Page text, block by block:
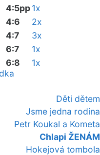
Děti dětem
Jsme jedna rodina
Petr Koukal a Kometa
Chlapi ŽENÁM
Hokejová tombola
4:5pp1x
4:6
2x
4:7
3x
6:7
1x
6:8
1x